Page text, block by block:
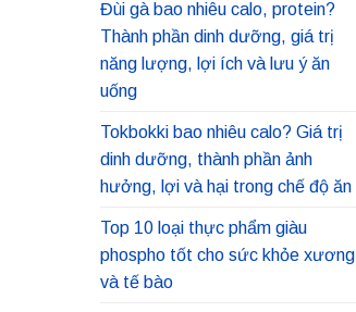
Đùi gà bao nhiêu calo, protein?
Thành phần dinh dưỡng, giá trị
năng lượng, lợi ích và lưu ý ăn
uống
Tokbokki bao nhiêu calo? Giá trị
dinh dưỡng, thành phần ảnh
hưởng, lợi và hại trong chế độ ăn
Top 10 loại thực phẩm giàu
phospho tốt cho sức khỏe xương
và tế bào